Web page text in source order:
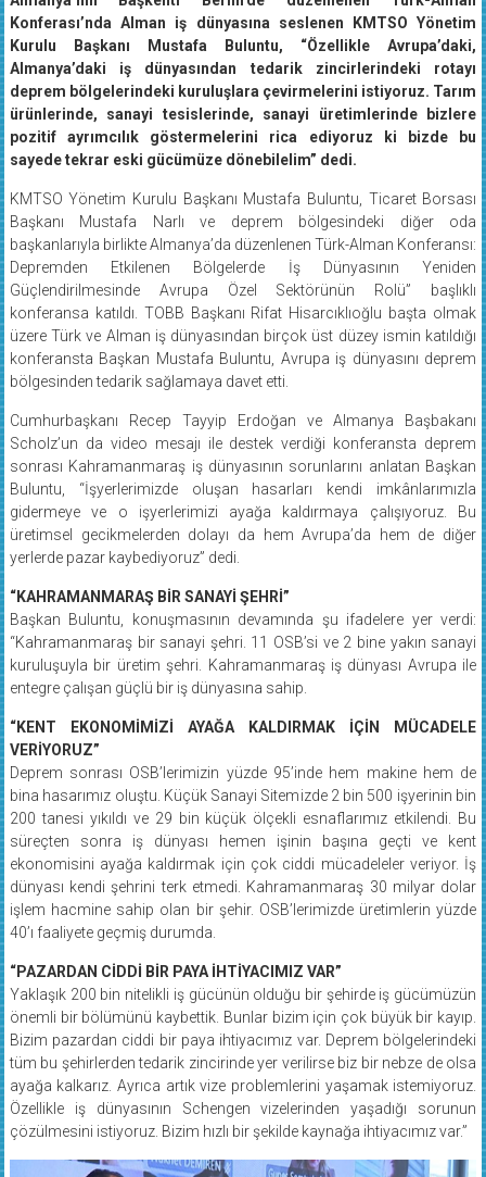
Konferası’nda Alman iş dünyasına seslenen KMTSO Yönetim
Kurulu Başkanı Mustafa Buluntu, “Özellikle Avrupa’daki,
Almanya’daki iş dünyasından tedarik zincirlerindeki rotayı
deprem bölgelerindeki kuruluşlara çevirmelerini istiyoruz. Tarım
ürünlerinde, sanayi tesislerinde, sanayi üretimlerinde bizlere
pozitif ayrımcılık göstermelerini rica ediyoruz ki bizde bu
sayede tekrar eski gücümüze dönebilelim” dedi.
Başkanı Mustafa Narlı ve deprem bölgesindeki diğer oda
başkanlarıyla birlikte Almanya’da düzenlenen Türk-Alman Konferansı:
Depremden Etkilenen Bölgelerde İş Dünyasının Yeniden
Güçlendirilmesinde Avrupa Özel Sektörünün Rolü” başlıklı
konferansa katıldı. TOBB Başkanı Rifat Hisarcıklıoğlu başta olmak
üzere Türk ve Alman iş dünyasından birçok üst düzey ismin katıldığı
konferansta Başkan Mustafa Buluntu, Avrupa iş dünyasını deprem
bölgesinden tedarik sağlamaya davet etti.​
Scholz’un da video mesajı ile destek verdiği konferansta deprem
sonrası Kahramanmaraş iş dünyasının sorunlarını anlatan Başkan
Buluntu, “İşyerlerimizde oluşan hasarları kendi imkânlarımızla
gidermeye ve o işyerlerimizi ayağa kaldırmaya çalışıyoruz. Bu
üretimsel gecikmelerden dolayı da hem Avrupa’da hem de diğer
yerlerde pazar kaybediyoruz” dedi.
“KAHRAMANMARAŞ BİR SANAYİ ŞEHRİ”
Başkan Buluntu, konuşmasının devamında şu ifadelere yer verdi:
“Kahramanmaraş bir sanayi şehri. 11 OSB’si ve 2 bine yakın sanayi
kuruluşuyla bir üretim şehri. Kahramanmaraş iş dünyası Avrupa ile
entegre çalışan güçlü bir iş dünyasına sahip.
“KENT EKONOMİMİZİ AYAĞA KALDIRMAK İÇİN MÜCADELE
VERİYORUZ”
Deprem sonrası OSB’lerimizin yüzde 95’inde hem makine hem de
bina hasarımız oluştu. Küçük Sanayi Sitemizde 2 bin 500 işyerinin bin
200 tanesi yıkıldı ve 29 bin küçük ölçekli esnaflarımız etkilendi. Bu
süreçten sonra iş dünyası hemen işinin başına geçti ve kent
ekonomisini ayağa kaldırmak için çok ciddi mücadeleler veriyor. İş
dünyası kendi şehrini terk etmedi. Kahramanmaraş 30 milyar dolar
işlem hacmine sahip olan bir şehir. OSB’lerimizde üretimlerin yüzde
40’ı faaliyete geçmiş durumda.
“PAZARDAN CİDDİ BİR PAYA İHTİYACIMIZ VAR”
Yaklaşık 200 bin nitelikli iş gücünün olduğu bir şehirde iş gücümüzün
önemli bir bölümünü kaybettik. Bunlar bizim için çok büyük bir kayıp.
Bizim pazardan ciddi bir paya ihtiyacımız var. Deprem bölgelerindeki
tüm bu şehirlerden tedarik zincirinde yer verilirse biz bir nebze de olsa
ayağa kalkarız. Ayrıca artık vize problemlerini yaşamak istemiyoruz.
Özellikle iş dünyasının Schengen vizelerinden yaşadığı sorunun
çözülmesini istiyoruz. Bizim hızlı bir şekilde kaynağa ihtiyacımız var.”